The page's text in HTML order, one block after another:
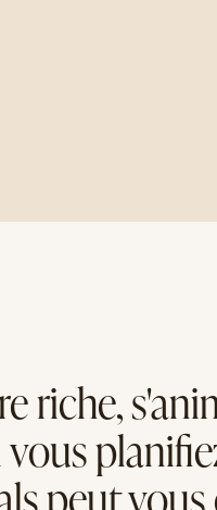
riche,
peut